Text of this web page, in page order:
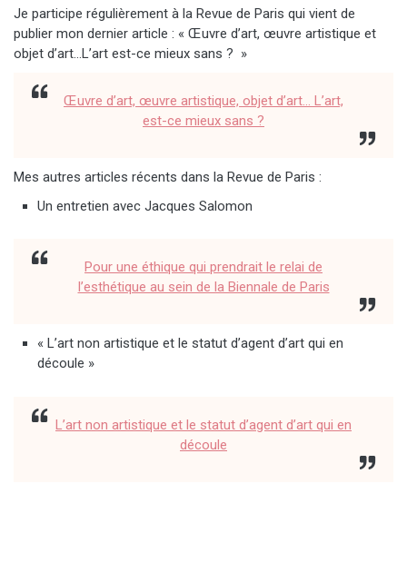
Je participe régulièrement à la Revue de Paris qui vient de
publier mon dernier article : « Œuvre d’art, œuvre artistique et
objet d’art…L’art est-ce mieux sans ? »
Œuvre d’art, œuvre artistique, objet d’art… L’art,
est-ce mieux sans ?
Mes autres articles récents dans la Revue de Paris :
Un entretien avec Jacques Salomon
Pour une éthique qui prendrait le relai de
l’esthétique au sein de la Biennale de Paris
« L’art non artistique et le statut d’agent d’art qui en
découle »
L’art non artistique et le statut d’agent d’art qui en
découle